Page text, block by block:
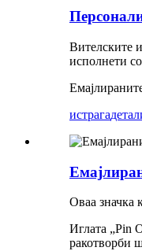
Вителските
исполнети
истрага
Оваа значка
Иглата „Pin
ракотворби